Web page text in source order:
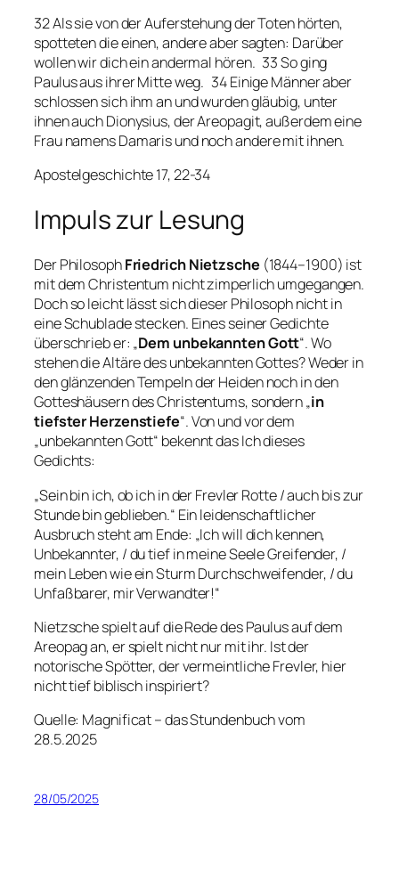
32 Als sie von der Auferstehung der Toten hörten,
spotteten die einen, andere aber sagten: Darüber
wollen wir dich ein andermal hören. 33 So ging
Paulus aus ihrer Mitte weg. 34 Einige Männer aber
schlossen sich ihm an und wurden gläubig, unter
ihnen auch Dionysius, der Areopagit, außerdem eine
Frau namens Damaris und noch andere mit ihnen.
Apostelgeschichte 17, 22-34
Impuls zur Lesung
Der PhilosophFriedrich Nietzsche (1844–1900) ist
mit dem Christentum nicht zimperlich umgegangen.
Doch so leicht lässt sich dieser Philosoph nicht in
eine Schublade stecken. Eines seiner Gedichte
überschrieb er: „Dem unbekannten Gott“. Wo
stehen die Altäre des unbekannten Gottes? Weder in
den glänzenden Tempeln der Heiden noch in den
Gotteshäusern des Christentums, sondern „in
tiefster Herzenstiefe“. Von und vor dem
„unbekannten Gott“ bekennt das Ich dieses
Gedichts:
„Sein bin ich, ob ich in der Frevler Rotte / auch bis zur
Stunde bin geblieben.“ Ein leidenschaftlicher
Ausbruch steht am Ende: „Ich will dich kennen,
Unbekannter, / du tief in meine Seele Greifender, /
mein Leben wie ein Sturm Durchschweifender, / du
Unfaßbarer, mir Verwandter!“
Nietzsche spielt auf die Rede des Paulus auf dem
Areopag an, er spielt nicht nur mit ihr. Ist der
notorische Spötter, der vermeintliche Frevler, hier
nicht tief biblisch inspiriert?
Quelle: Magnificat – das Stundenbuch vom
28.5.2025
28/05/2025